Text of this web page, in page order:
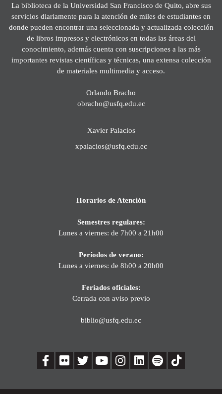
La biblioteca de la Universidad San Francisco de Quito, abre sus
servicios diariamente para la atención de miles de estudiantes en
donde pueden encontrar una seleccionada y actualizada colección
de libros impresos y electrónicos en todas las áreas del
conocimiento, además cuenta con suscripciones a las más
importantes revistas científicas y técnicas, una extensa colección
de materiales multimedia y acceso.
Orlando Bracho
obracho@usfq.edu.ec
Xavier Palacios
xpalacios@usfq.edu.ec
Horarios de Atención
Semestres regulares:
Lunes a viernes: de 7h00 a 21h00
Períodos de verano:
Lunes a viernes: de 8h00 a 20h00
Feriados oficiales:
Cerrada con aviso previo
biblio@usfq.edu.ec